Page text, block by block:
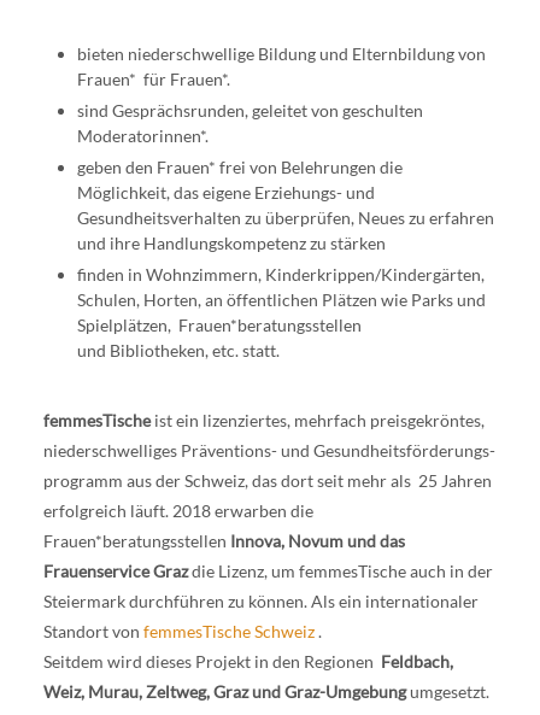
bieten niederschwellige Bildung und Elternbildung von
Frauen* für Frauen*.
sind Gesprächsrunden, geleitet von geschulten
Moderatorinnen*.
geben den Frauen* frei von Belehrungen die
Möglichkeit, das eigene Erziehungs- und
Gesundheitsverhalten zu überprüfen, Neues zu erfahren
und ihre Handlungskompetenz zu stärken
finden in Wohnzimmern, Kinderkrippen/Kindergärten,
Schulen, Horten, an öffentlichen Plätzen wie Parks und
Spielplätzen, Frauen*beratungsstellen
und Bibliotheken, etc. statt.
femmesTischeist ein lizenziertes, mehrfach preisgekröntes,
niederschwelliges Präventions- und Gesundheitsförderungs-
programm aus der Schweiz, das dort seit mehr als 25 Jahren
erfolgreich läuft. 2018 erwarben die
Frauen*beratungsstellen Innova, Novum und das
Frauenservice Grazdie Lizenz, um femmesTische auch in der
Steiermark durchführen zu können. Als ein internationaler
Standort vonfemmesTische Schweiz.
Seitdem wird dieses Projekt in den Regionen Feldbach,
Weiz, Murau, Zeltweg, Graz und Graz-Umgebungumgesetzt.